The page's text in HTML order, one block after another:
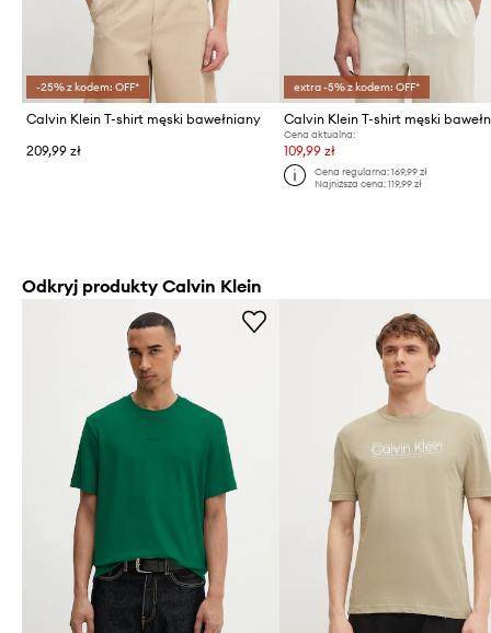
-25% z kodem: OFF*
Calvin Klein T-shirt męski bawełniany
209,99 zł
extra -5% z kodem: OFF*
Calvin Klein T-shirt męski
Cena aktualna:
109,99 zł
Cena regularna: 169,99 zł
Najniższa cena: 119,99 zł
Odkryj produkty Calvin Klein